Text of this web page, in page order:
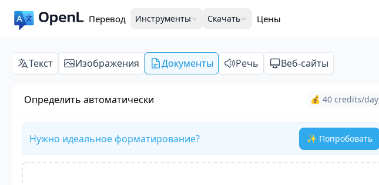
Перевод Инструменты Скачать Цены
Текст Изображения Документы Речь Веб-сайты
Определить автоматически 💰 40 credits/day
Нужно идеальное форматирование? ✨ Попробовать